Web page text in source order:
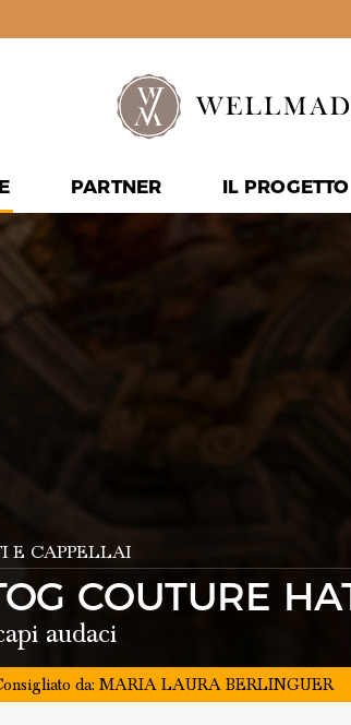
PARTNER IL PROGETTO
E CAPPELLAI
COUTURE
audaci
da: MARIA LAURA BERLINGUER